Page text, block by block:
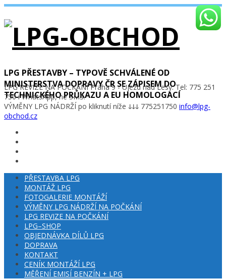
LPG PŘESTAVBY – TYPOVĚ SCHVÁLENÉ OD
MINISTERSTVA DOPRAVY ČR SE ZÁPISEM DO
TECHNICKÉHO PRŮKAZU A EU HOMOLOGACÍ
LPG REVIZE NA POČKÁNÍ Praha 9 - Újezd nad Lesy. Tel: 775 251
750 i WhatsApp, ne SMS.
VÝMĚNY LPG NÁDRŽÍ po kliknutí níže ↆↆↆ 775251750 info@lpg-
obchod.cz
PŘESTAVBA LPG
MONTÁŽ LPG
FOTOGALERIE MONTÁŽÍ
VÝMĚNY LPG NÁDRŽÍ NA POČKÁNÍ
LPG REVIZE NA POČKÁNÍ
LPG–SHOP
OBJEDNÁVKA DÍLŮ LPG
DOPRAVA
KONTAKT
CENÍK MONTÁŽÍ LPG
MĚŘENÍ EMISÍ BENZÍN + LPG